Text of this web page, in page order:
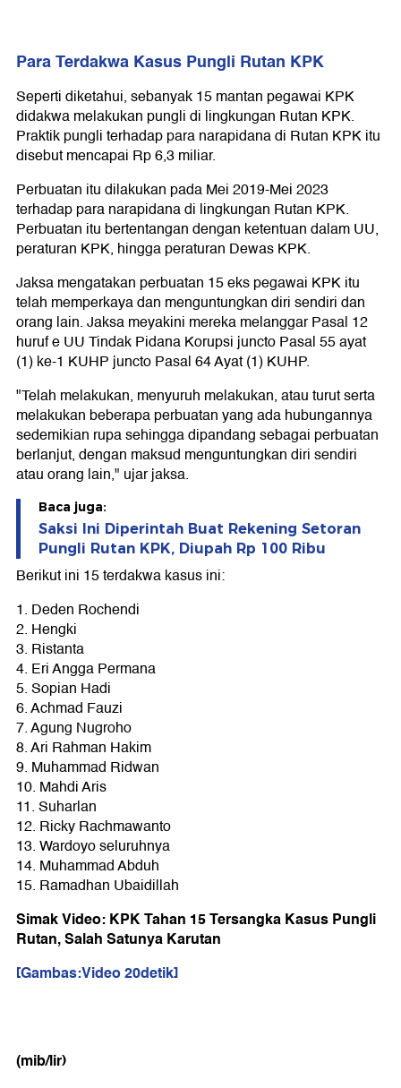
Para Terdakwa Kasus Pungli Rutan KPK
Seperti diketahui, sebanyak 15 mantan pegawai KPK
didakwa melakukan pungli di lingkungan Rutan KPK.
Praktik pungli terhadap para narapidana di Rutan KPK itu
disebut mencapai Rp 6,3 miliar.
Perbuatan itu dilakukan pada Mei 2019-Mei 2023
terhadap para narapidana di lingkungan Rutan KPK.
Perbuatan itu bertentangan dengan ketentuan dalam UU,
peraturan KPK, hingga peraturan Dewas KPK.
Jaksa mengatakan perbuatan 15 eks pegawai KPK itu
telah memperkaya dan menguntungkan diri sendiri dan
orang lain. Jaksa meyakini mereka melanggar Pasal 12
huruf e UU Tindak Pidana Korupsi juncto Pasal 55 ayat
(1) ke-1 KUHP juncto Pasal 64 Ayat (1) KUHP.
"Telah melakukan, menyuruh melakukan, atau turut serta
melakukan beberapa perbuatan yang ada hubungannya
sedemikian rupa sehingga dipandang sebagai perbuatan
berlanjut, dengan maksud menguntungkan diri sendiri
atau orang lain," ujar jaksa.
Baca juga:
Saksi Ini Diperintah Buat Rekening Setoran
Pungli Rutan KPK, Diupah Rp 100 Ribu
Berikut ini 15 terdakwa kasus ini:
1. Deden Rochendi
2. Hengki
3. Ristanta
4. Eri Angga Permana
5. Sopian Hadi
6. Achmad Fauzi
7. Agung Nugroho
8. Ari Rahman Hakim
9. Muhammad Ridwan
10. Mahdi Aris
11. Suharlan
12. Ricky Rachmawanto
13. Wardoyo seluruhnya
14. Muhammad Abduh
15. Ramadhan Ubaidillah
Simak Video: KPK Tahan 15 Tersangka Kasus Pungli
Rutan, Salah Satunya Karutan
[Gambas:Video 20detik]
(mib/lir)